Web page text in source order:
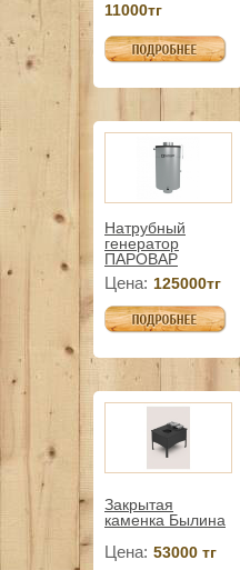
11000тг
Натрубный
генератор
ПАРОВАР
Цена: 125000тг
Закрытая
каменка Былина
Цена: 53000 тг